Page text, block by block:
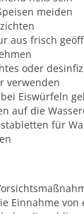
meiden
aus frisch
oder
verwenden
Eiswürfeln
auf die
für
Einnahme von